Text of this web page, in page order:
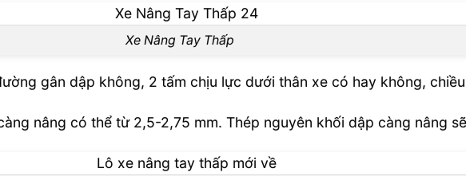
Xe Nâng Tay Thấp
gân dập không, 2 tấm chịu lực dưới thân xe có hay không,
nâng có thể từ 2,5-2,75 mm. Thép nguyên khối dập càng nâng